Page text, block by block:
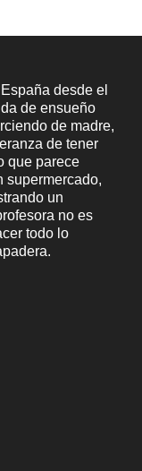
desde el
de ensueño
de madre,
de tener
que parece
supermercado,
un
no es
todo lo